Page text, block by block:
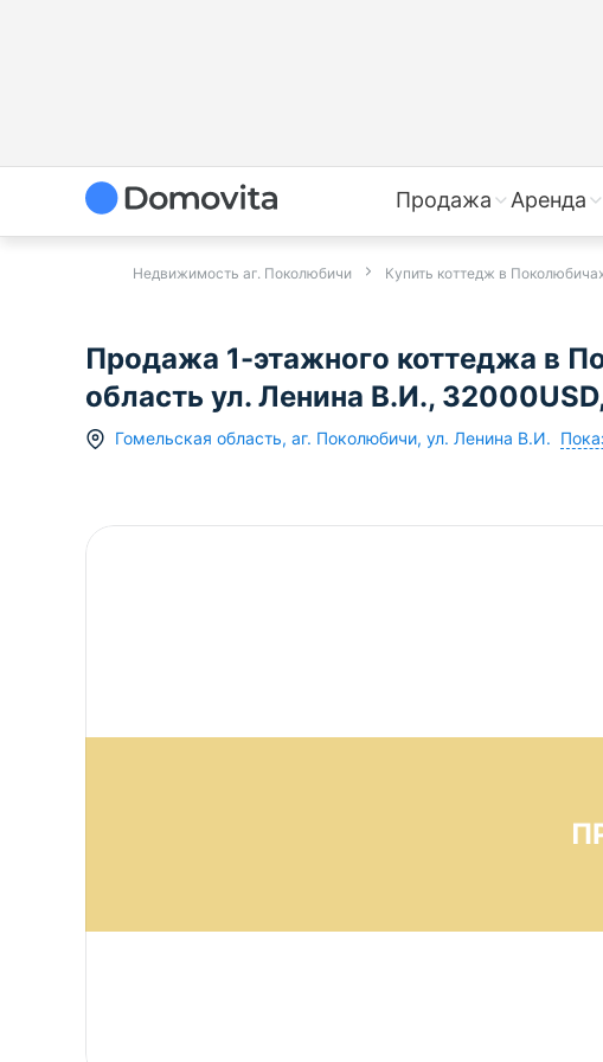
Продажа Аренда
Недвижимость аг. Поколюбичи Купить коттедж в
Продажа 1-этажного коттеджа в
область ул. Ленина В.И.,
Гомельская область, аг. Поколюбичи, ул. Ленина В.И.